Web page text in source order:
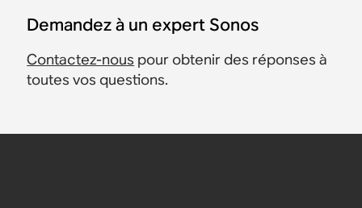
Demandez à un expert Sonos
Contactez-nous pour obtenir des réponses à
toutes vos questions.